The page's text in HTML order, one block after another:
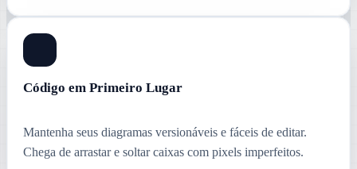
Código em Primeiro Lugar
Mantenha seus diagramas versionáveis e fáceis de editar.
Chega de arrastar e soltar caixas com pixels imperfeitos.